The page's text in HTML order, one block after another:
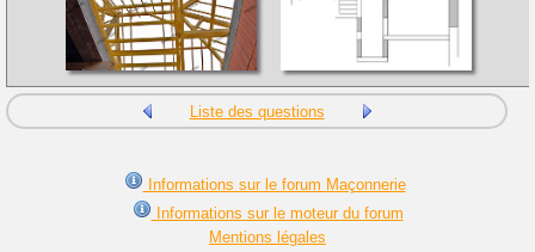
Liste des questions
Informations sur le forum Maçonnerie
Informations sur le moteur du forum
Mentions légales